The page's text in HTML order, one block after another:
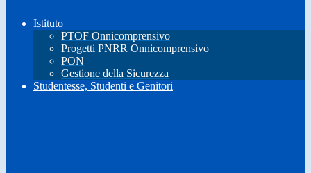
Istituto
PTOF Onnicomprensivo
Progetti PNRR Onnicomprensivo
PON
Gestione della Sicurezza
Studentesse, Studenti e Genitori